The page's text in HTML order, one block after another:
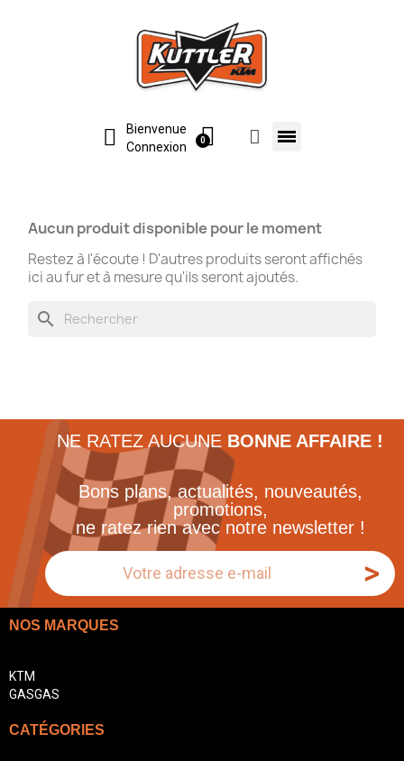
Bienvenue
Connexion
Aucun produit disponible pour le moment
Restez à l'écoute ! D'autres produits seront affichés
ici au fur et à mesure qu'ils seront ajoutés.
search
NE RATEZ AUCUNE BONNE AFFAIRE !
Bons plans, actualités, nouveautés,
promotions,
ne ratez rien avec notre newsletter !
>
NOS MARQUES
KTM
GASGAS
CATÉGORIES